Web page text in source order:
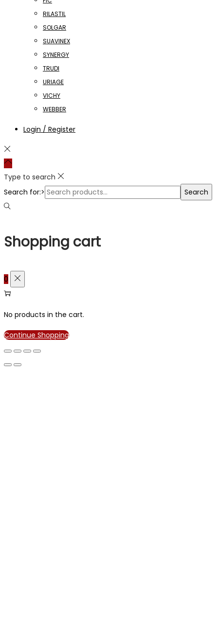
RILASTIL
SOLGAR
SUAVINEX
SYNERGY
TRUDI
URIAGE
VICHY
WEBBER
Login / Register
Type to search
Search for:>
Search
Shopping cart
0
No products in the cart.
Continue Shopping